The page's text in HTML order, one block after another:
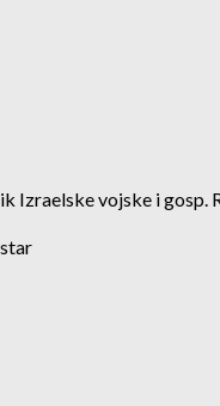
Izraelske vojske i